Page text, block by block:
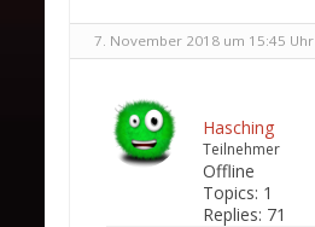
7. November 2018 um 15:45 Uhr
Hasching
Teilnehmer
Offline
Topics: 1
Replies: 71